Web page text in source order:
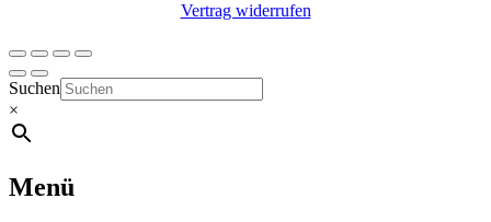
Vertrag widerrufen
Suchen
×
Menü